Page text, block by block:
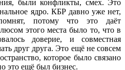
были конфликты, смех. Это
ядро. КБР давно уже нет,
потому что это даёт
этого места было то, что в
доверие, и совместная
друг друга. Это ещё не совсем
которое было связано
это ещё был бизнес.